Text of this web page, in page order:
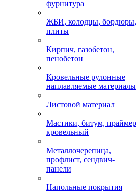
фурнитура
ЖБИ, колодцы, бордюры,
плиты
Кирпич, газобетон,
пенобетон
Кровельные рулонные
наплавляемые материалы
Листовой материал
Мастики, битум, праймер
кровельный
Металлочерепица,
профлист, сендвич-
панели
Напольные покрытия